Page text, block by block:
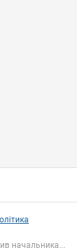
начальника...